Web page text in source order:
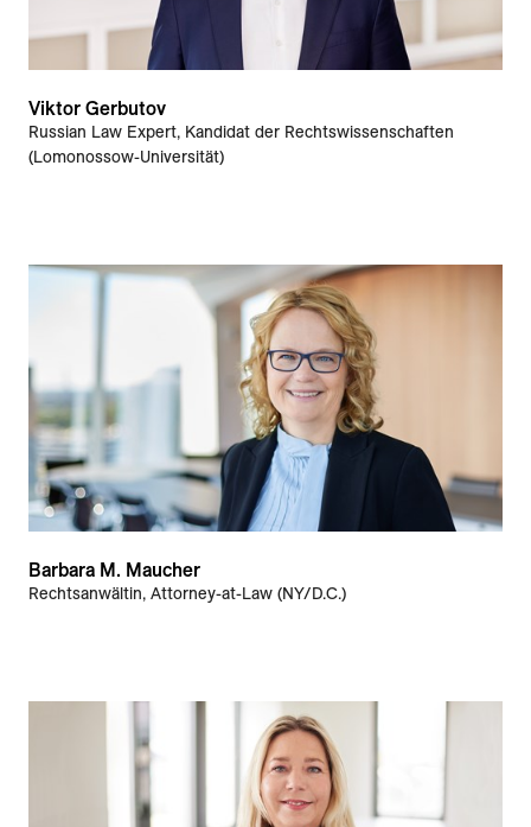
Viktor Gerbutov
Russian Law Expert, Kandidat der Rechtswissenschaften
(Lomonossow-Universität)
Barbara M. Maucher
Rechtsanwältin, Attorney-at-Law (NY/D.C.)